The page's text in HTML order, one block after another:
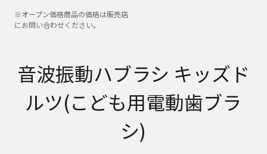
※オープン価格商品の価格は販売店
にお問い合わせください。
音波振動ハブラシ キッズド
ルツ(こども用電動歯ブラ
シ)